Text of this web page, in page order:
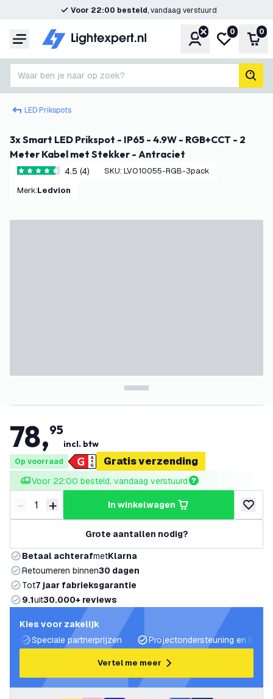
Voor 22:00 besteld, vandaag verstuurd
Menu Account
Mijn
0 0
Waar ben je naar op zoek?
LED Prikspots
3x Smart LED Prikspot - IP65 - 4.9W - RGB+CCT - 2
Meter Kabel met Stekker - Antraciet
4.5 score sterren
4.5 (4) SKU: LVO10055-RGB-3pack
Merk: Ledvion
78,95
incl. btw
Op voorraad Gratis verzending
Voor 22:00 besteld, vandaag verstuurd
Verminder hoeveelheid
- Verhoog hoeveelheid
+ in winkelwagen
Grote aantallen nodig?
Betaal achterafmetKlarna
Retourneren binnen30 dagen
Tot7 jaar fabrieksgarantie
9.1uit30.000+ reviews
Kies voor zakelijk
Speciale partnerprijzen
Projectondersteuning en
Vertel me meer